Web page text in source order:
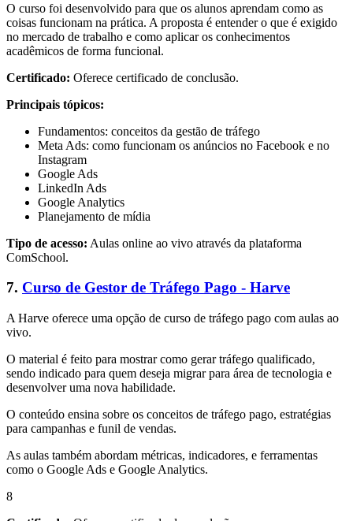
O curso foi desenvolvido para que os alunos aprendam como as
coisas funcionam na prática. A proposta é entender o que é exigido
no mercado de trabalho e como aplicar os conhecimentos
acadêmicos de forma funcional.
Certificado: Oferece certificado de conclusão.
Principais tópicos:
Fundamentos: conceitos da gestão de tráfego
Meta Ads: como funcionam os anúncios no Facebook e no
Instagram
Google Ads
LinkedIn Ads
Google Analytics
Planejamento de mídia
Tipo de acesso: Aulas online ao vivo através da plataforma
ComSchool.
7. Curso de Gestor de Tráfego Pago - Harve
A Harve oferece uma opção de curso de tráfego pago com aulas ao
vivo.
O material é feito para mostrar como gerar tráfego qualificado,
sendo indicado para quem deseja migrar para área de tecnologia e
desenvolver uma nova habilidade.
O conteúdo ensina sobre os conceitos de tráfego pago, estratégias
para campanhas e funil de vendas.
As aulas também abordam métricas, indicadores, e ferramentas
como o Google Ads e Google Analytics.
8